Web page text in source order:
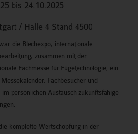
bis 24.10.2025
/ Halle 4 Stand 4500
die Blechexpo, internationale
zusammen mit der
Fachmesse für Fügetechnologie, ein
Fachbesucher und
persönlichen Austausch zukunftsfähige
komplette Wertschöpfung in der